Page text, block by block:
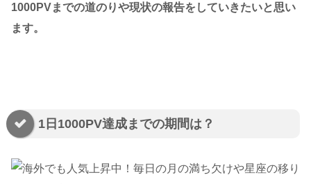
1000PVまでの道のりや現状の報告をしていきたいと思い
ます。
1日1000PV達成までの期間は？